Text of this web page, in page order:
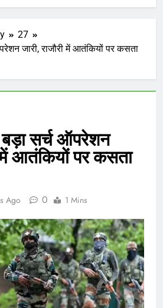
27
जारी, राजौरी में आतंकियों पर कसता
बड़ा सर्च ऑपरेशन
में आतंकियों पर कसता
Ago 0 1 Mins